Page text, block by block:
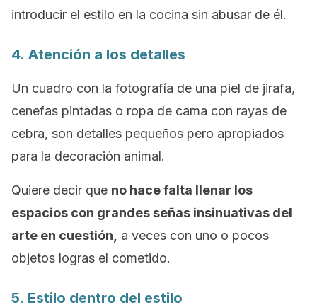
introducir el estilo en la cocina sin abusar de él.
4. Atención a los detalles
Un cuadro con la fotografía de una piel de jirafa,
cenefas pintadas o ropa de cama con rayas de
cebra, son detalles pequeños pero apropiados
para la decoración animal.
Quiere decir que no hace falta llenar los
espacios con grandes señas insinuativas del
arte en cuestión,
a veces con uno o pocos
objetos logras el cometido.
5. Estilo dentro del estilo